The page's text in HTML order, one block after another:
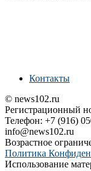
Контакты
© news102.ru
Регистрационный
Телефон: +7 (916)
info@news102.ru
Возрастное
Политика
Использование